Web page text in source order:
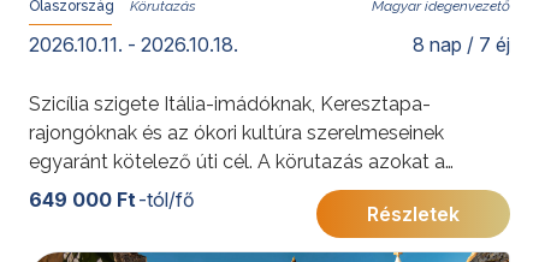
Olaszország Magyar idegenvezető
2026.10.11. - 2026.10.18. 8 nap / 7 éj
Szicília szigete Itália-imádóknak, Keresztapa-
rajongóknak és az ókori kultúra szerelmeseinek
egyaránt kötelező úti cél. A körutazás azokat a
látnivalókat is igyekszik felfedni, melyek bepillantást
engednek az igazi Szicília titkaiba.
További érdekességekért Olaszországról kattintson
649 000 Ft-tól/fő
Részletek